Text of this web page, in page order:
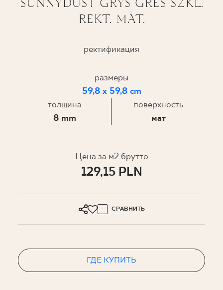
ГДЕ КУПИТЬ
О НАС
МОЙ ПРОФИЛЬ
EN SK DE UK
REKT. MAT.
ректификация
размеры
59,8 x 59,8 cm
толщина
8 mm
поверхность
мат
Цена за м2 брутто
129,15 PLN
СРАВНИТЬ
ГДЕ КУПИТЬ